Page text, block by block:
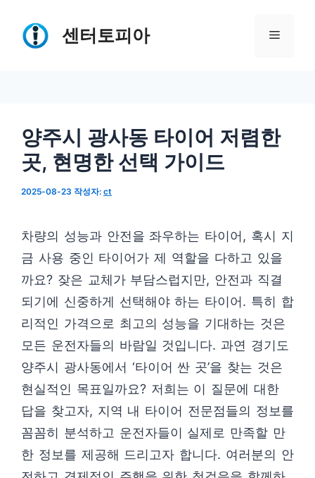
센터토피아 메
양주시 광사동 타이어 저렴한
곳, 현명한 선택 가이드
2025-08-23 작성자: ct
차량의 성능과 안전을 좌우하는 타이어, 혹시 지
금 사용 중인 타이어가 제 역할을 다하고 있을
까요? 잦은 교체가 부담스럽지만, 안전과 직결
되기에 신중하게 선택해야 하는 타이어. 특히 합
리적인 가격으로 최고의 성능을 기대하는 것은
모든 운전자들의 바람일 것입니다. 과연 경기도
양주시 광사동에서 ‘타이어 싼 곳’을 찾는 것은
현실적인 목표일까요? 저희는 이 질문에 대한
답을 찾고자, 지역 내 타이어 전문점들의 정보를
꼼꼼히 분석하고 운전자들이 실제로 만족할 만
한 정보를 제공해 드리고자 합니다. 여러분의 안